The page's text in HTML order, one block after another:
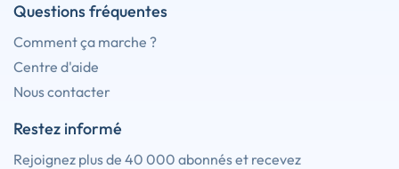
Questions fréquentes
Comment ça marche ?
Centre d'aide
Nous contacter
Restez informé
Rejoignez plus de 40 000 abonnés et recevez